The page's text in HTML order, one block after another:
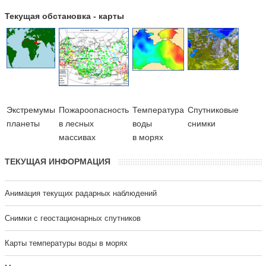
Текущая обстановка - карты
Экстремумы
планеты
Пожароопасность
в лесных
массивах
Температура
воды
в морях
Cпутниковые
снимки
ТЕКУЩАЯ ИНФОРМАЦИЯ
Анимация текущих радарных наблюдений
Cнимки с геостационарных спутников
Карты температуры воды в морях